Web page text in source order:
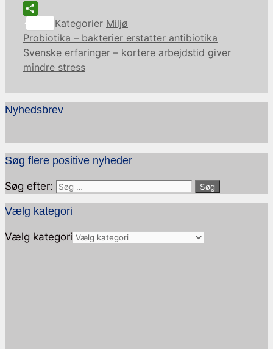
Share
Kategorier Miljø
Probiotika – bakterier erstatter antibiotika
Svenske erfaringer – kortere arbejdstid giver
mindre stress
Nyhedsbrev
Søg flere positive nyheder
Søg efter:
Vælg kategori
Vælg kategori